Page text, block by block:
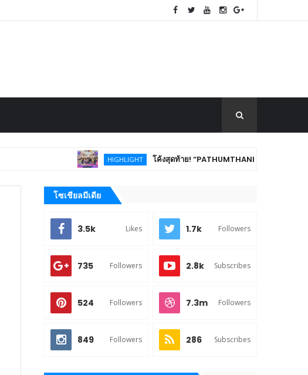
HIGHLIGHT โค้งสุดท้าย! “PATHUMTHANI Creative Tourism Market
โซเชียลมีเดีย
3.5k Likes 1.7k Followers
735 Followers 2.8k Subscribes
524 Followers 7.3m Followers
849 Followers 286 Subscribes